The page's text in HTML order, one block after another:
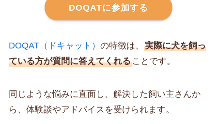
DOQATに参加する
DOQAT（ドキャット） の特徴は、 実際に犬を飼っ
ている方が質問に答えてくれることです。
同じような悩みに直面し、解決した飼い主さんか
ら、体験談やアドバイスを受けられます。